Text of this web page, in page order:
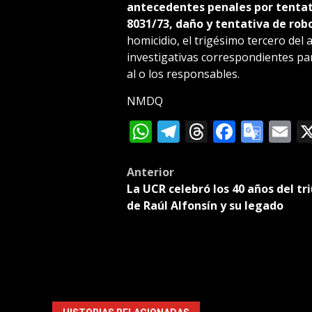
antecedentes penales por
8031/73, daño y tentativa de
homicidio, el trigésimo tercero del
investigativas correspondientes
al o los responsables.
NMDQ
WhatsApp
Telegram
Threads
Post
navigation
Anterior
La UCR celebró los 40 años del
de Raúl Alfonsín y su legado